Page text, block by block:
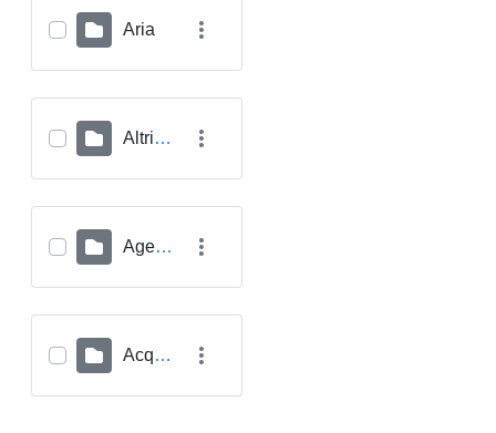
Aria
Altri Archivi
Agenti Fisici
Acqua